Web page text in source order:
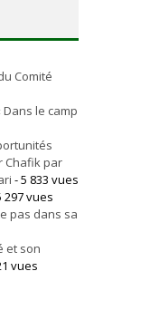
Comité
le camp
Chafik par
- 5 833 vues
297 vues
pas dans sa
et son
vues